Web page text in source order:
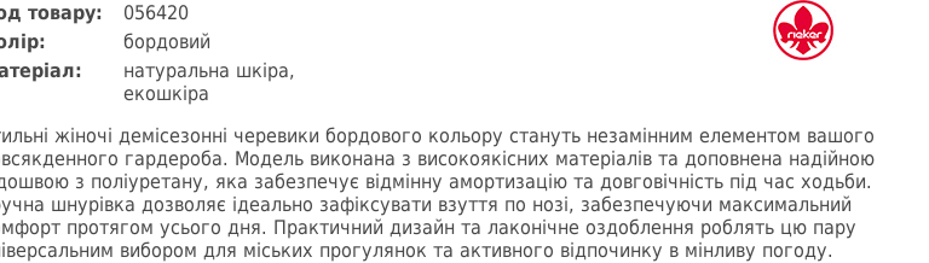
товару:
056420
бордовий
натуральна шкіра,
екошкіра
жіночі демісезонні черевики бордового кольору стануть незамінним елементом вашого
гардероба. Модель виконана з високоякісних матеріалів та доповнена надійною
з поліуретану, яка забезпечує відмінну амортизацію та довговічність під час ходьби.
шнурівка дозволяє ідеально зафіксувати взуття по нозі, забезпечуючи максимальний
протягом усього дня. Практичний дизайн та лаконічне оздоблення роблять цю пару
вибором для міських прогулянок та активного відпочинку в мінливу погоду.